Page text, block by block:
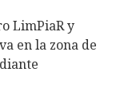
LimPiaR y
en la zona de